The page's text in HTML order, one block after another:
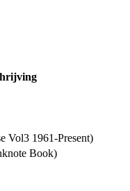
Vol3 1961-Present)
Book)